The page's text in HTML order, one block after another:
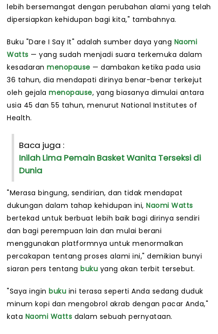
lebih bersemangat dengan perubahan alami yang telah
dipersiapkan kehidupan bagi kita," tambahnya.
Buku "Dare I Say It" adalah sumber daya yang Naomi
Watts — yang sudah menjadi suara terkemuka dalam
kesadaran menopause — dambakan ketika pada usia
36 tahun, dia mendapati dirinya benar-benar terkejut
oleh gejala menopause, yang biasanya dimulai antara
usia 45 dan 55 tahun, menurut National Institutes of
Health.
Baca juga :
Inilah Lima Pemain Basket Wanita Terseksi di
Dunia
"Merasa bingung, sendirian, dan tidak mendapat
dukungan dalam tahap kehidupan ini, Naomi Watts
bertekad untuk berbuat lebih baik bagi dirinya sendiri
dan bagi perempuan lain dan mulai berani
menggunakan platformnya untuk menormalkan
percakapan tentang proses alami ini," demikian bunyi
siaran pers tentang buku yang akan terbit tersebut.
"Saya ingin buku ini terasa seperti Anda sedang duduk
minum kopi dan mengobrol akrab dengan pacar Anda,"
kata Naomi Watts dalam sebuah pernyataan.